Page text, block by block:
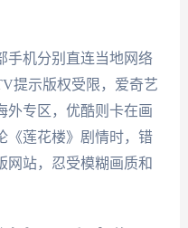
手机分别直连当地网络
提示版权受限，爱奇艺
外专区，优酷则卡在画
《莲花楼》剧情时，错
网站，忍受模糊画质和